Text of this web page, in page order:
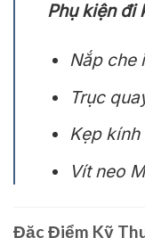
Phụ kiện đi
Nắp che
Trục
Kẹp kính
Vít neo
Đặc Điểm Kỹ